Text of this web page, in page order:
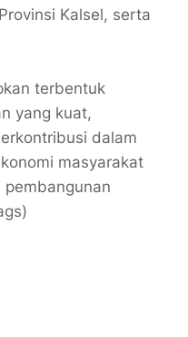
Kalsel, serta
terbentuk
yang kuat,
dalam
masyarakat